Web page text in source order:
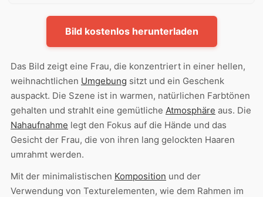
Bild kostenlos herunterladen
Das Bild zeigt eine Frau, die konzentriert in einer hellen,
weihnachtlichen Umgebung sitzt und ein Geschenk
auspackt. Die Szene ist in warmen, natürlichen Farbtönen
gehalten und strahlt eine gemütliche Atmosphäre aus. Die
Nahaufnahme legt den Fokus auf die Hände und das
Gesicht der Frau, die von ihren lang gelockten Haaren
umrahmt werden.
Mit der minimalistischen Komposition und der
Verwendung von Texturelementen, wie dem Rahmen im